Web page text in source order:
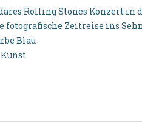
Rolling Stones Konzert
fotografische Zeitreise ins
Blau